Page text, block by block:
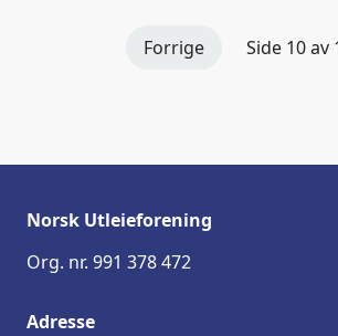
Forrige
Side 10 av
Norsk Utleieforening
Org. nr. 991 378 472
Adresse